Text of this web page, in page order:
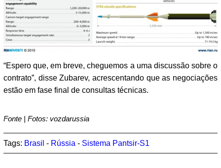
“Espero que, em breve, cheguemos a uma discussão sobre o
contrato”, disse Zubarev, acrescentando que as negociações
estão em fase final de consultas técnicas.
Fonte | Fotos: vozdarussia
Tags: Brasil - Rússia - Sistema Pantsir-S1